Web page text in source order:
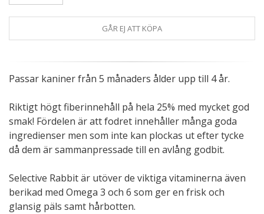
GÅR EJ ATT KÖPA
Passar kaniner från 5 månaders ålder upp till 4 år.
Riktigt högt fiberinnehåll på hela 25% med mycket god
smak! Fördelen är att fodret innehåller många goda
ingredienser men som inte kan plockas ut efter tycke
då dem är sammanpressade till en avlång godbit.
Selective Rabbit är utöver de viktiga vitaminerna även
berikad med Omega 3 och 6 som ger en frisk och
glansig päls samt hårbotten.